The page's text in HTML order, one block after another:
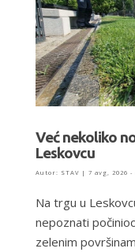
Već nekoliko
Leskovcu
Autor: STAV| 7 avg, 2026 -
Na trgu u
nepoznati
zelenim